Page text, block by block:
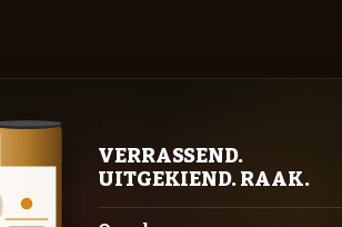
VERRASSEND.
UITGEKIEND. RAAK.